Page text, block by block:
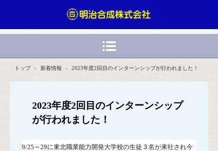
トップ › 新着情報 › 2023年度2回目のインターンシップが行われました！
2023年度2回目のインターンシップ
が行われました！
9/25～29に東北職業能力開発大学校の生徒３名が来社され今